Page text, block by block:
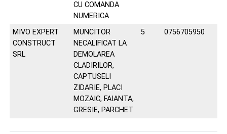
CU COMANDA
NUMERICA
MIVO EXPERT
CONSTRUCT
SRL
MUNCITOR
NECALIFICAT LA
DEMOLAREA
CLADIRILOR,
CAPTUSELI
ZIDARIE, PLACI
MOZAIC, FAIANTA,
GRESIE, PARCHET
5 0756705950